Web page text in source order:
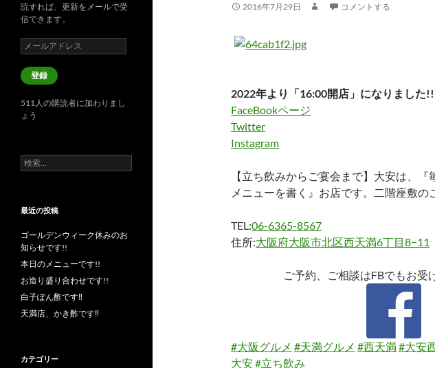
2016年7月29日 コメントする
2022年より「16:00開店」になりました!!
FaceBookページ
Twitter
Instagram
【立ち飲みからご宴会まで】大安は、
メニューを書く』お店です。二階座敷の
TEL:06-6365-8567
住所:大阪府大阪市北区西天満6丁目8−11
ご予約、ご相談はFBでもお受
#大阪グルメ #天満グルメ #西天満#大安
大安#立ち飲み
読すれば、更新をメールで受
信できます。
メ
ー
ル
ア
レ
ス
登録
511人の購読者に加わりまし
ょう
検
索:
最近の投稿
ゴールデンウィーク休みのお
知らせです!!
本日のメニューです!!
お造り盛り合わせです!!
白子ぽん酢です‼︎
天満店、かき酢です‼︎
カテゴリー